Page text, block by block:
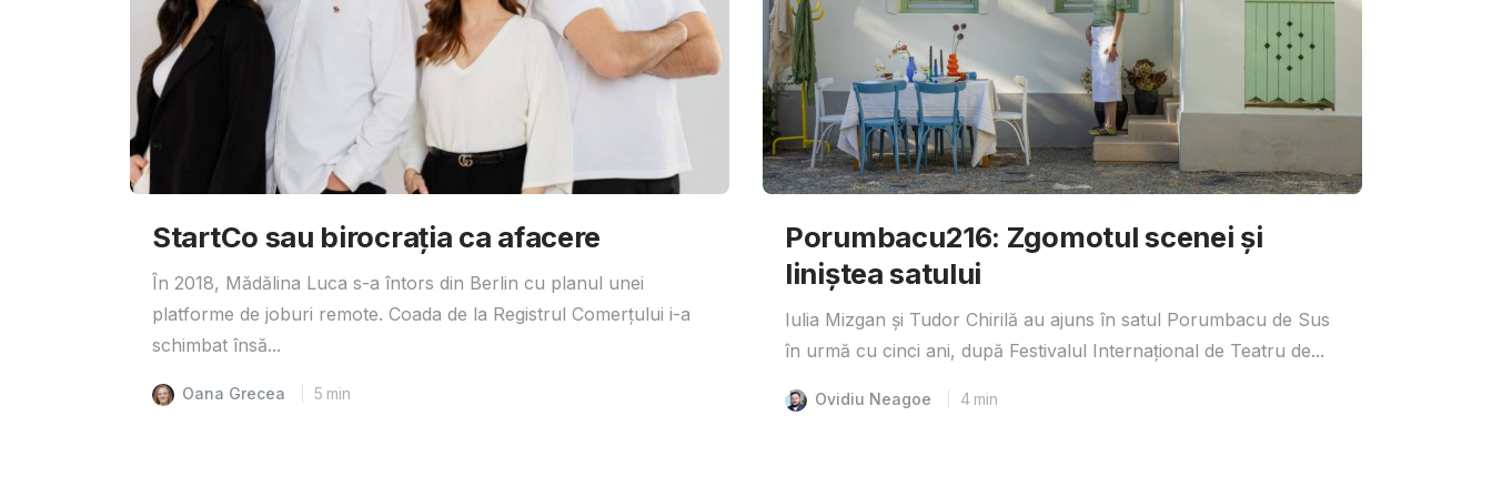
StartCo sau birocrația ca afacere
În 2018, Mădălina Luca s-a întors din Berlin cu planul unei
platforme de joburi remote. Coada de la Registrul Comerțului i-a
schimbat însă...
Oana Grecea 5 min
Porumbacu216: Zgomotul scenei și
liniștea satului
Iulia Mizgan și Tudor Chirilă au ajuns în satul Porumbacu de Sus
în urmă cu cinci ani, după Festivalul Internațional de Teatru de...
Ovidiu Neagoe 4 min